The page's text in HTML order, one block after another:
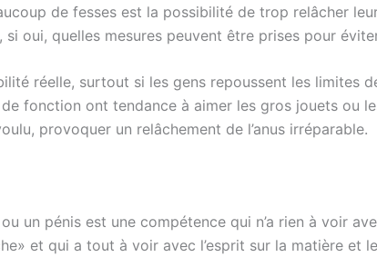
de fesses est la possibilité de trop relâcher
oui, quelles mesures peuvent être prises pour
réelle, surtout si les gens repoussent les limites
fonction ont tendance à aimer les gros jouets ou
provoquer un relâchement de l’anus irréparable.
un pénis est une compétence qui n’a rien à voir
et qui a tout à voir avec l’esprit sur la matière et